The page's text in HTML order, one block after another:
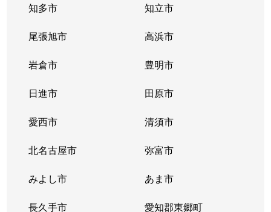
知多市 知立市
尾張旭市 高浜市
岩倉市 豊明市
日進市 田原市
愛西市 清須市
北名古屋市 弥富市
みよし市 あま市
長久手市 愛知郡東郷町